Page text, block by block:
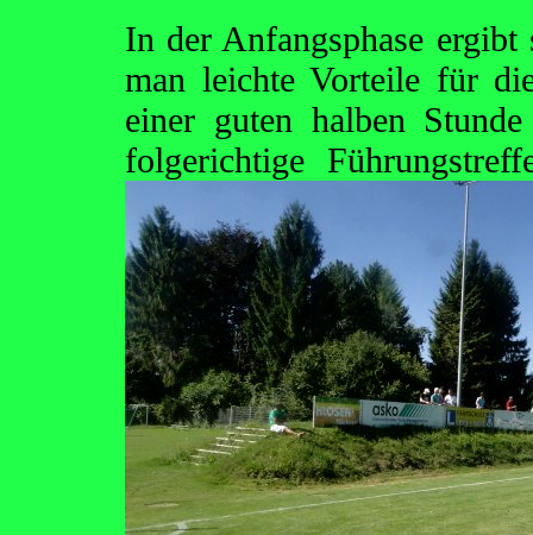
In der Anfangsphase
man leichte Vorteile für
einer guten halben
folgerichtige